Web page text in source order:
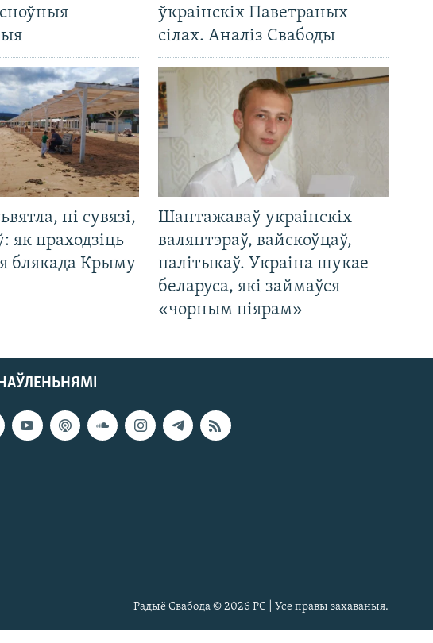
ўкраінскіх Паветраных
сілах. Аналіз Свабоды
ні сувязі,
як праходзіць
блякада Крыму
Шантажаваў украінскіх
валянтэраў, вайскоўцаў,
палітыкаў. Украіна шукае
беларуса, які займаўся
«чорным піярам»
Радыё Свабода © 2026 РС | Усе правы захаваныя.